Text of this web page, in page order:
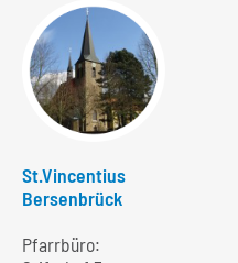
St.Vincentius
Bersenbrück
Pfarrbüro: